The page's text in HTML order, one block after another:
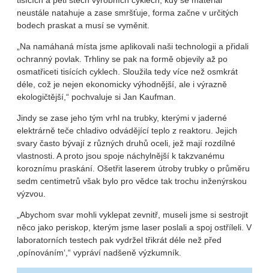
neustále natahuje a zase smršťuje, forma začne v určitých
bodech praskat a musí se vyměnit.
„Na namáhaná místa jsme aplikovali naši technologii a přidali
ochranný povlak. Trhliny se pak na formě objevily až po
osmatřiceti tisících cyklech. Sloužila tedy více než osmkrát
déle, což je nejen ekonomicky výhodnější, ale i výrazně
ekologičtější,“ pochvaluje si Jan Kaufman.
Jindy se zase jeho tým vrhl na trubky, kterými v jaderné
elektrárně teče chladivo odvádějící teplo z reaktoru. Jejich
svary často bývají z různých druhů oceli, jež mají rozdílné
vlastnosti. A proto jsou spoje náchylnější k takzvanému
koroznímu praskání. Ošetřit laserem útroby trubky o průměru
sedm centimetrů však bylo pro vědce tak trochu inženýrskou
výzvou.
„Abychom svar mohli vyklepat zevnitř, museli jsme si sestrojit
něco jako periskop, kterým jsme laser poslali a spoj ostříleli. V
laboratorních testech pak vydržel třikrát déle než před
‚opínováním‘,“ vypráví nadšeně výzkumník.